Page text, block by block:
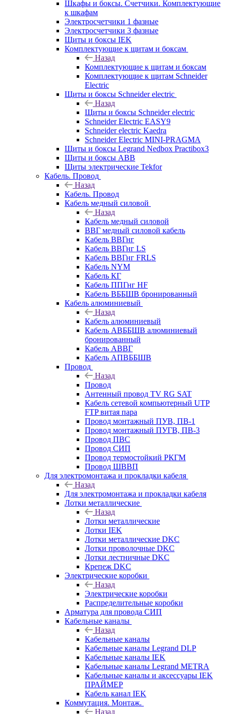
Шкафы и боксы. Счетчики. Комплектующие
к шкафам
Электросчетчики 1 фазные
Электросчетчики 3 фазные
Щиты и боксы IEK
Комплектующие к щитам и боксам
Назад
Комплектующие к щитам и боксам
Комплектующие к щитам Schneider
Electric
Щиты и боксы Schneider electric
Назад
Щиты и боксы Schneider electric
Schneider Electric EASY9
Schneider electric Kaedra
Schneider Electric MINI-PRAGMA
Щиты и боксы Legrand Nedbox Practibox3
Щиты и боксы ABB
Щиты электрические Tekfor
Кабель. Провод
Назад
Кабель. Провод
Кабель медный силовой
Назад
Кабель медный силовой
ВВГ медный силовой кабель
Кабель ВВГнг
Кабель ВВГнг LS
Кабель ВВГнг FRLS
Кабель NYM
Кабель КГ
Кабель ППГнг HF
Кабель ВББШВ бронированный
Кабель алюминиевый
Назад
Кабель алюминиевый
Кабель АВББШВ алюминиевый
бронированный
Кабель АВВГ
Кабель АПВББШВ
Провод
Назад
Провод
Антенный провод TV RG SAT
Кабель сетевой компьютерный UTP
FTP витая пара
Провод монтажный ПУВ, ПВ-1
Провод монтажный ПУГВ, ПВ-3
Провод ПВС
Провод СИП
Провод термостойкий РКГМ
Провод ШВВП
Для электромонтажа и прокладки кабеля
Назад
Для электромонтажа и прокладки кабеля
Лотки металлические
Назад
Лотки металлические
Лотки IEK
Лотки металлические DKC
Лотки проволочные DKC
Лотки лестничные DKC
Крепеж DKC
Электрические коробки
Назад
Электрические коробки
Распределительные коробки
Арматура для провода СИП
Кабельные каналы
Назад
Кабельные каналы
Кабельные каналы Legrand DLP
Кабельные каналы IEK
Кабельные каналы Legrand METRA
Кабельные каналы и аксессуары IEK
ПРАЙМЕР
Кабель канал IEK
Коммутация. Монтаж.
Назад